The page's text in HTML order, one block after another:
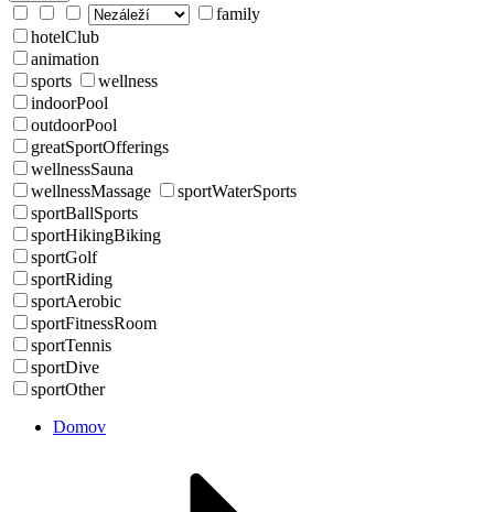
family
hotelClub
animation
sports
wellness
indoorPool
outdoorPool
greatSportOfferings
wellnessSauna
wellnessMassage
sportWaterSports
sportBallSports
sportHikingBiking
sportGolf
sportRiding
sportAerobic
sportFitnessRoom
sportTennis
sportDive
sportOther
Domov